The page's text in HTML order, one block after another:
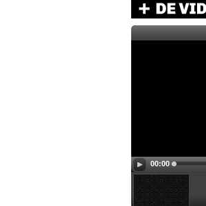
00:00